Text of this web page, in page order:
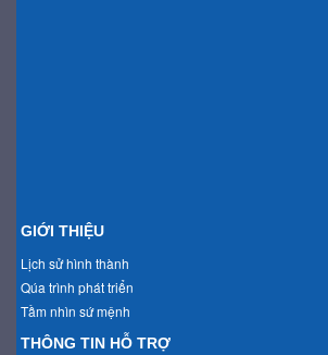
GIỚI THIỆU
Lịch sử hình thành
Qúa trình phát triển
Tầm nhìn sứ mệnh
THÔNG TIN HỖ TRỢ